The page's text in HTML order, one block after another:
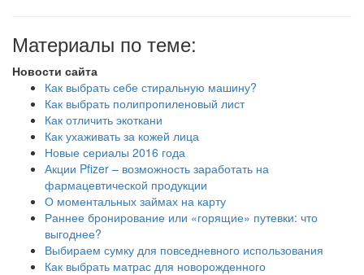
Материалы по теме:
Новости сайта
Как выбрать себе стиральную машину?
Как выбрать полипропиленовый лист
Как отличить экоткани
Как ухаживать за кожей лица
Новые сериалы 2016 года
Акции Pfizer – возможность заработать на
фармацевтической продукции
О моментальных займах на карту
Раннее бронирование или «горящие» путевки: что
выгоднее?
Выбираем сумку для повседневного использования
Как выбрать матрас для новорожденного